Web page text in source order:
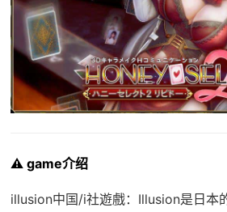
⚠️ game介绍
illusion中国/i社遊戲：Illusion是日本